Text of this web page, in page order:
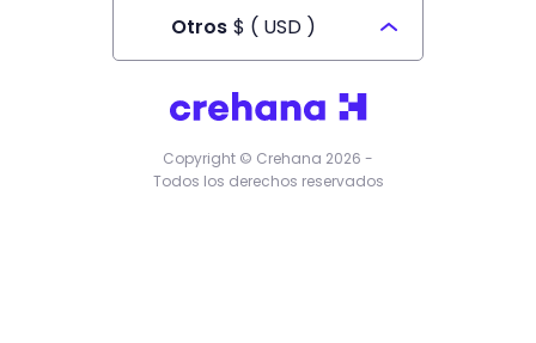
Otros $ ( USD )
Todos los derechos reservados